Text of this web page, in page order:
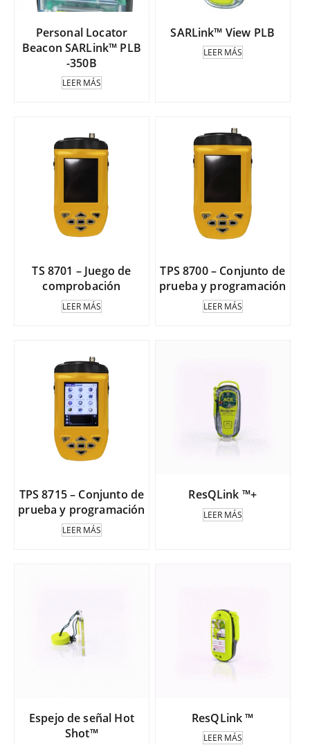
Personal Locator
Beacon SARLink™ PLB
-350B
LEER MÁS
SARLink™ View PLB
LEER MÁS
TS 8701 – Juego de
comprobación
LEER MÁS
TPS 8700 – Conjunto de
prueba y programación
LEER MÁS
TPS 8715 – Conjunto de
prueba y programación
LEER MÁS
ResQLink ™+
LEER MÁS
Espejo de señal Hot
Shot™
ResQLink ™
LEER MÁS